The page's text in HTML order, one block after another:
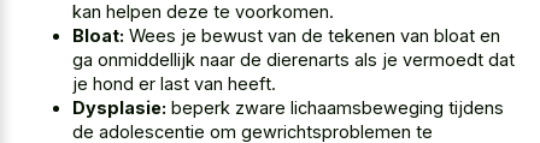
kan helpen deze te voorkomen.
Bloat: Wees je bewust van de tekenen van bloat en
ga onmiddellijk naar de dierenarts als je vermoedt dat
je hond er last van heeft.
Dysplasie: beperk zware lichaamsbeweging tijdens
de adolescentie om gewrichtsproblemen te